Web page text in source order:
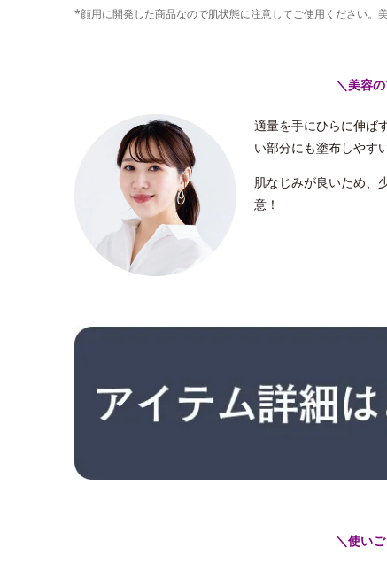
*顔用に開発した商品なので肌状態に注意してご使用ください。
＼美容
適量を手にひらに伸ば
い部分にも塗布しやす
肌なじみが良いため、
意！
＼使い